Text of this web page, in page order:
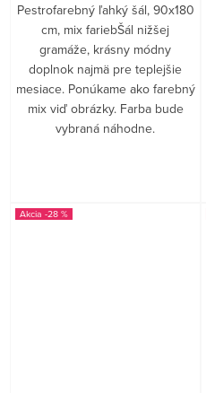
Pestrofarebný ľahký šál, 90x180
cm, mix fariebŠál nižšej
gramáže, krásny módny
doplnok najmä pre teplejšie
mesiace. Ponúkame ako farebný
mix viď obrázky. Farba bude
vybraná náhodne.
-28 %